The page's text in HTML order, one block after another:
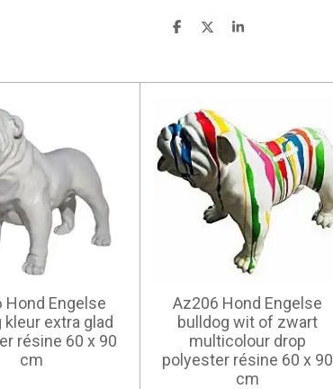
P
a
r
P
a
e
r
P
a
r
Hond Engelse
kleur extra glad
résine 60 x 90
cm
Az206 Hond Engelse
bulldog wit of zwart
multicolour drop
polyester résine 60 x 90
cm